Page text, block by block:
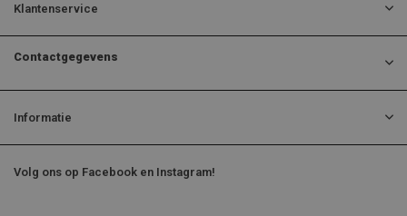
Klantenservice
Contactgegevens
Informatie
Volg ons op Facebook en Instagram!